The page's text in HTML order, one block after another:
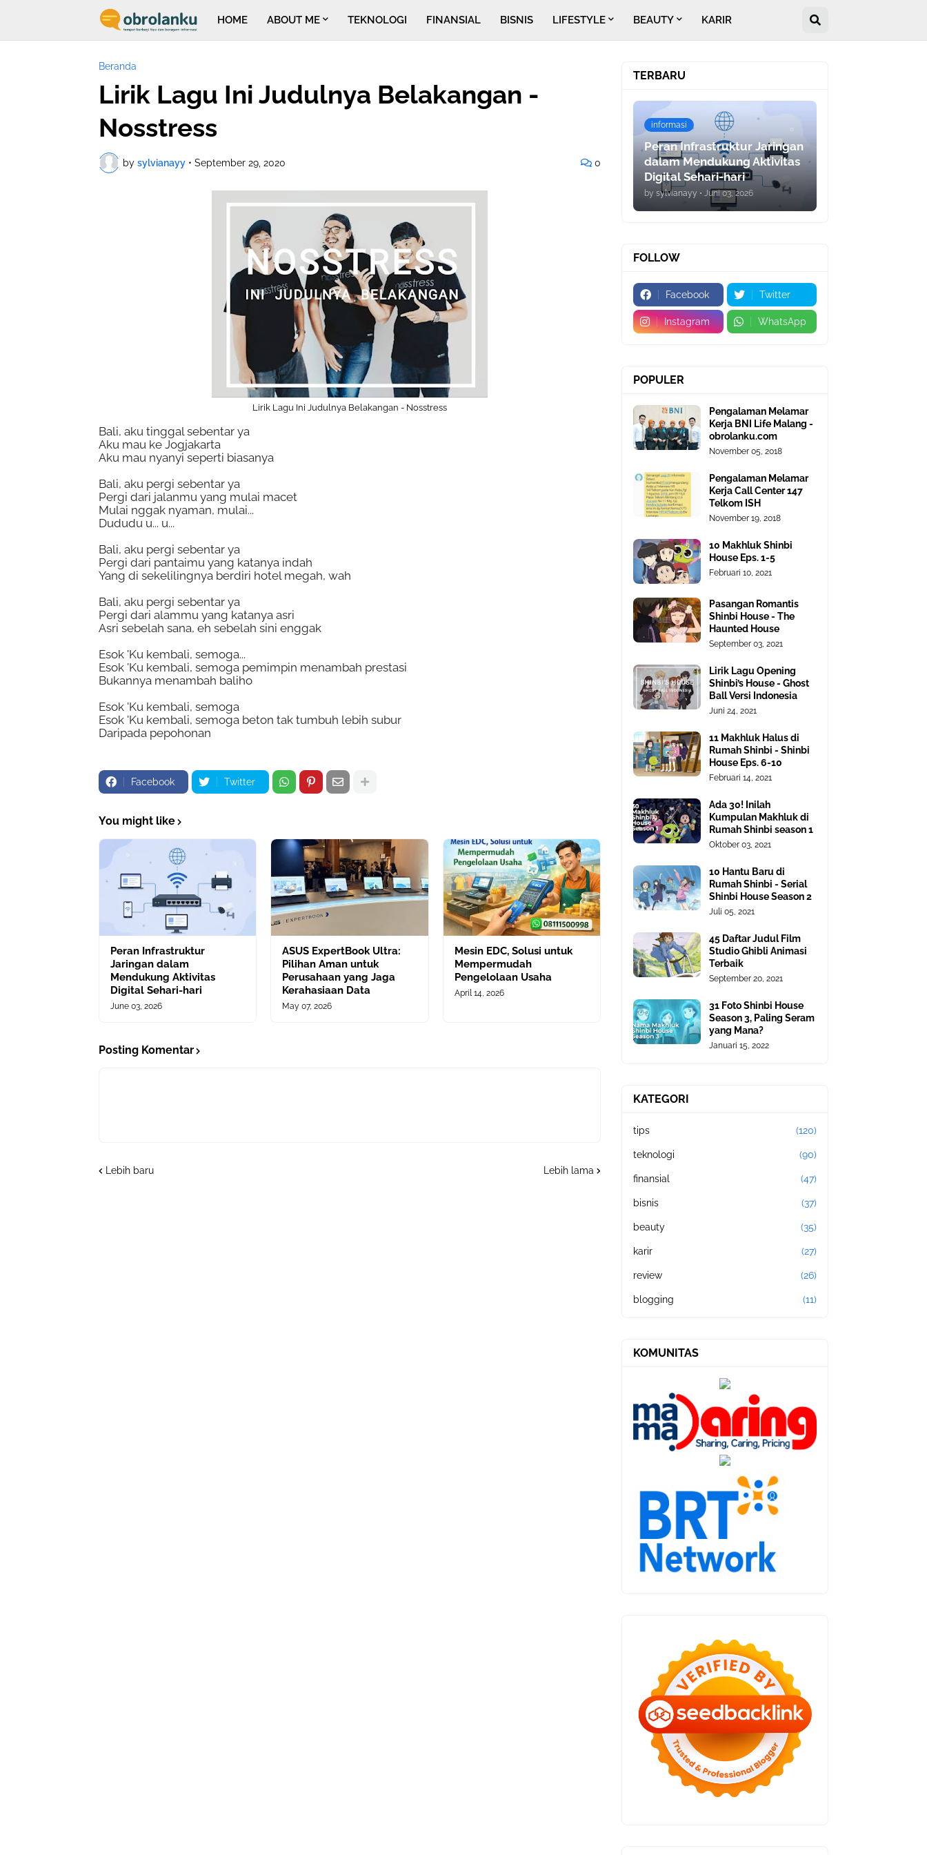
HOME ABOUT ME TEKNOLOGI FINANSIAL BISNIS LIFESTYLE BEAUTY KARIR
Beranda
Lirik Lagu Ini Judulnya Belakangan -
Nosstress
by sylvianayy • September 29, 2020 0
Lirik Lagu Ini Judulnya Belakangan - Nosstress
Bali, aku tinggal sebentar ya
Aku mau ke Jogjakarta
Aku mau nyanyi seperti biasanya
Bali, aku pergi sebentar ya
Pergi dari jalanmu yang mulai macet
Mulai nggak nyaman, mulai...
Dududu u... u...
Bali, aku pergi sebentar ya
Pergi dari pantaimu yang katanya indah
Yang di sekelilingnya berdiri hotel megah, wah
Bali, aku pergi sebentar ya
Pergi dari alammu yang katanya asri
Asri sebelah sana, eh sebelah sini enggak
Esok 'Ku kembali, semoga...
Esok 'Ku kembali, semoga pemimpin menambah prestasi
Bukannya menambah baliho
Esok 'Ku kembali, semoga
Esok 'Ku kembali, semoga beton tak tumbuh lebih subur
Daripada pepohonan
Facebook Twitter
You might like
Peran Infrastruktur
Jaringan dalam
Mendukung Aktivitas
Digital Sehari-hari
June 03, 2026
ASUS ExpertBook Ultra:
Pilihan Aman untuk
Perusahaan yang Jaga
Kerahasiaan Data
May 07, 2026
Mesin EDC, Solusi untuk
Mempermudah
Pengelolaan Usaha
April 14, 2026
Posting Komentar
Lebih baru Lebih lama
TERBARU
informasi
Peran Infrastruktur Jaringan
dalam Mendukung Aktivitas
Digital Sehari-hari
by sylvianayy • Juni 03, 2026
FOLLOW
Facebook Twitter
Instagram WhatsApp
POPULER
Pengalaman Melamar
Kerja BNI Life Malang -
obrolanku.com
November 05, 2018
Pengalaman Melamar
Kerja Call Center 147
Telkom ISH
November 19, 2018
10 Makhluk Shinbi
House Eps. 1-5
Februari 10, 2021
Pasangan Romantis
Shinbi House - The
Haunted House
September 03, 2021
Lirik Lagu Opening
Shinbi’s House - Ghost
Ball Versi Indonesia
Juni 24, 2021
11 Makhluk Halus di
Rumah Shinbi - Shinbi
House Eps. 6-10
Februari 14, 2021
Ada 30! Inilah
Kumpulan Makhluk di
Rumah Shinbi season 1
Oktober 03, 2021
10 Hantu Baru di
Rumah Shinbi - Serial
Shinbi House Season 2
Juli 05, 2021
45 Daftar Judul Film
Studio Ghibli Animasi
Terbaik
September 20, 2021
31 Foto Shinbi House
Season 3, Paling Seram
yang Mana?
Januari 15, 2022
KATEGORI
tips (120)
teknologi (90)
finansial (47)
bisnis (37)
beauty (35)
karir (27)
review (26)
blogging (11)
KOMUNITAS